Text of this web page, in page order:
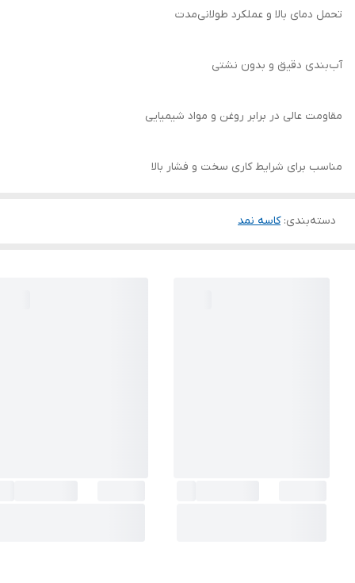
تحمل دمای بالا و عملکرد طولانی‌مدت
آب‌بندی دقیق و بدون نشتی
مقاومت عالی در برابر روغن و مواد شیمیایی
مناسب برای شرایط کاری سخت و فشار بالا
دسته‌بندی:کاسه نمد